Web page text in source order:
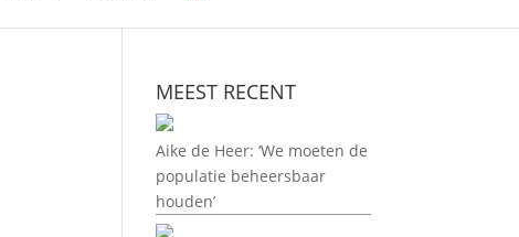
MEEST RECENT
Aike de Heer: ‘We moeten de
populatie beheersbaar
houden’